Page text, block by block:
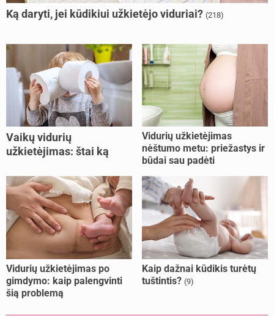
Ką daryti, jei kūdikiui užkietėjo viduriai? (218)
Vaikų vidurių
užkietėjimas: štai ką
Vidurių užkietėjimas
nėštumo metu: priežastys ir
būdai sau padėti
Vidurių užkietėjimas po
gimdymo: kaip palengvinti
šią problemą
Kaip dažnai kūdikis turėtų
tuštintis? (9)